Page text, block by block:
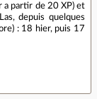
a partir de 20 XP) et
depuis quelques
: 18 hier, puis 17